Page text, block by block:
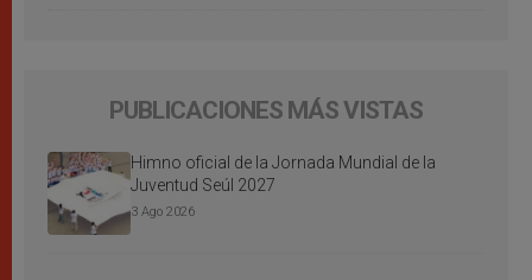
PUBLICACIONES MÁS VISTAS
Himno oficial de la Jornada Mundial de la
Juventud Seúl 2027
3 Ago 2026